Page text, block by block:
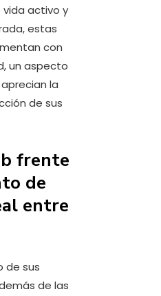
activo y
estas
con
un aspecto
la
de sus
frente
de
entre
de sus
de las